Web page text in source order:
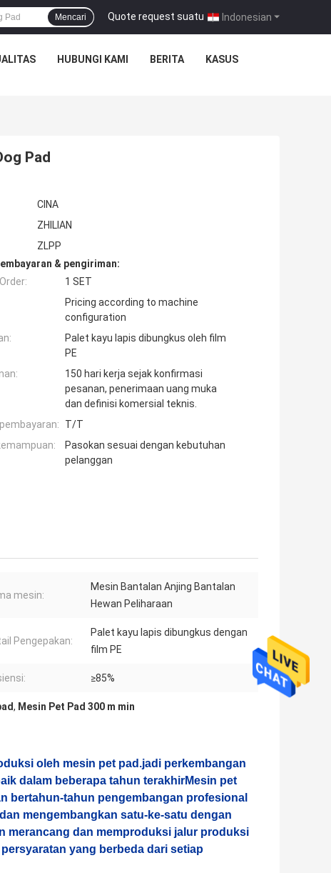
Indonesian
Quote request suatu |
Mencari
HUBUNGI KAMI BERITA KASUS
Pad
CINA
ZHILIAN
ZLPP
& pengiriman:
1 SET
Pricing according to machine
configuration
Palet kayu lapis dibungkus oleh film
PE
150 hari kerja sejak konfirmasi
pesanan, penerimaan uang muka
dan definisi komersial teknis.
T/T
Pasokan sesuai dengan kebutuhan
pelanggan
mesin:
Mesin Bantalan Anjing Bantalan
Hewan Peliharaan
Pengepakan:
Palet kayu lapis dibungkus dengan
film PE
≥85%
, Mesin Pet Pad 300 m min
oleh mesin pet pad.jadi perkembangan
dalam beberapa tahun terakhirMesin pet
bertahun-tahun pengembangan profesional
mengembangkan satu-ke-satu dengan
merancang dan memproduksi jalur produksi
yang berbeda dari setiap